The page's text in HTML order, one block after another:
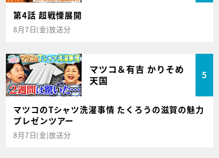
第4話 超戦慄展開
8月7日(金)放送分
マツコ＆有吉 かりそめ
天国
5
マツコのTシャツ洗濯事情 たくろうの滋賀の魅力
プレゼンツアー
8月7日(金)放送分